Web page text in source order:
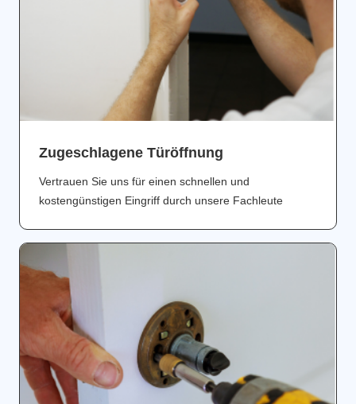
Zugeschlagene Türöffnung
Vertrauen Sie uns für einen schnellen und
kostengünstigen Eingriff durch unsere Fachleute